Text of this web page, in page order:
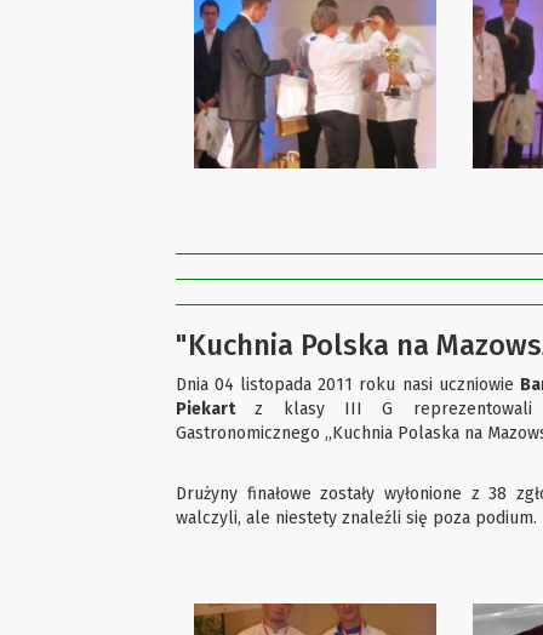
"Kuchnia Polska na
Dnia 04 listopada 2011 roku nasi uczniowie
Piekartz klasy III G reprezentowali
Gastronomicznego ,,Kuchnia Polaska na
Drużyny finałowe zostały wyłonione z 38
walczyli, ale niestety znaleźli się poza podium.